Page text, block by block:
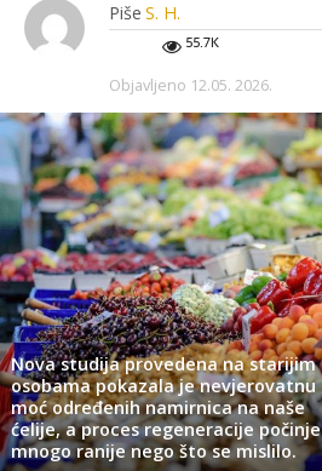
Piše S. H.
55.7K
Objavljeno 12.05. 2026.
Nova studija provedena na starijim
osobama pokazala je nevjerovatnu
moć određenih namirnica na naše
ćelije, a proces regeneracije počinje
mnogo ranije nego što se mislilo.